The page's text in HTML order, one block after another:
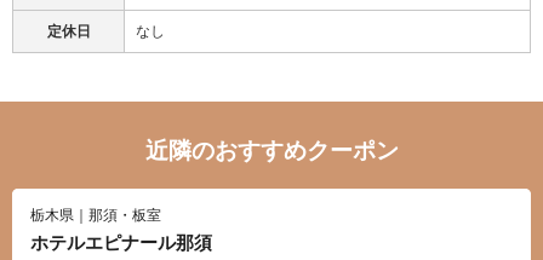
定休日 なし
近隣のおすすめクーポン
栃木県｜那須・板室
ホテルエピナール那須